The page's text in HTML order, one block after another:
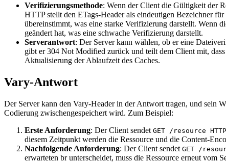
Verifizierungsmethode: Wenn der Client die Gültigkeit der
HTTP stellt den ETags-Header als eindeutigen Bezeichner
übereinstimmt, was eine starke Verifizierung darstellt. Wenn
geändert hat, was eine schwache Verifizierung darstellt.
Serverantwort: Der Server kann wählen, ob er eine
gibt er 304 Not Modified zurück und teilt dem Client mit,
Aktualisierung der Ablaufzeit des Caches.
Vary-Antwort
Der Server kann den Vary-Header in der Antwort tragen, und sein
Codierung zwischengespeichert wird. Zum Beispiel:
Erste Anforderung: Der Client sendet GET /resource
diesem Zeitpunkt werden die Ressource und die Content-
Nachfolgende Anforderung: Der Client sendet GET /
erwarteten br unterscheidet, muss die Ressource erneut vom